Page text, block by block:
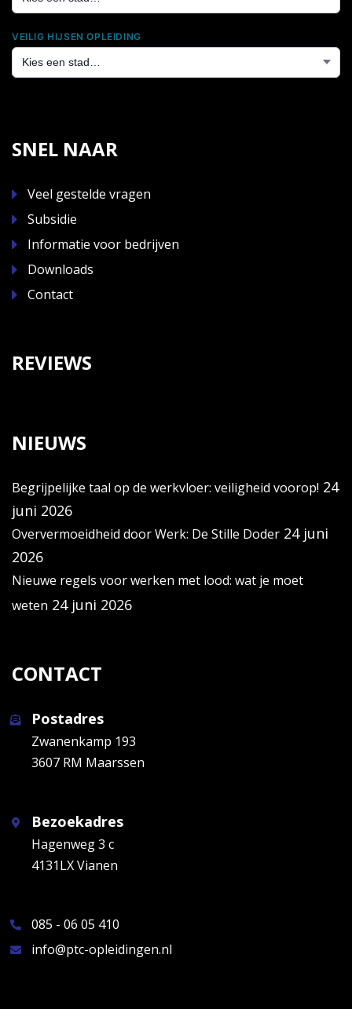
VEILIG HIJSEN OPLEIDING
SNEL NAAR
Veel gestelde vragen
Subsidie
Informatie voor bedrijven
Downloads
Contact
REVIEWS
NIEUWS
Begrijpelijke taal op de werkvloer: veiligheid voorop! 24
juni 2026
Oververmoeidheid door Werk: De Stille Doder 24 juni
2026
Nieuwe regels voor werken met lood: wat je moet
weten 24 juni 2026
CONTACT
Postadres
Zwanenkamp 193
3607 RM Maarssen
Bezoekadres
Hagenweg 3 c
4131LX Vianen
085 - 06 05 410
info@ptc-opleidingen.nl